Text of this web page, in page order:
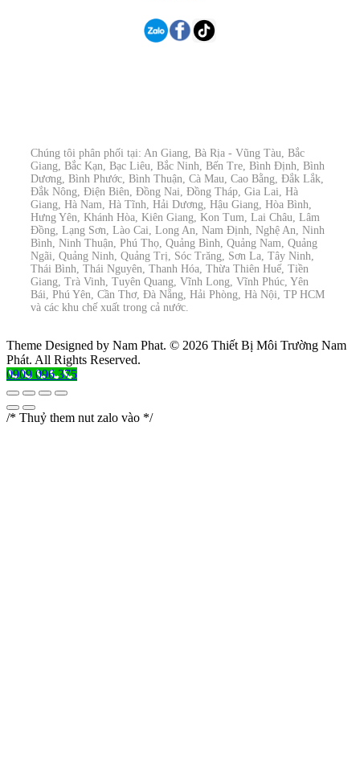
Chúng tôi phân phối tại: An Giang, Bà Rịa - Vũng Tàu, Bắc
Giang, Bắc Kạn, Bạc Liêu, Bắc Ninh, Bến Tre, Bình Định, Bình
Dương, Bình Phước, Bình Thuận, Cà Mau, Cao Bằng, Đắk Lắk,
Đắk Nông, Điện Biên, Đồng Nai, Đồng Tháp, Gia Lai, Hà
Giang, Hà Nam, Hà Tĩnh, Hải Dương, Hậu Giang, Hòa Bình,
Hưng Yên, Khánh Hòa, Kiên Giang, Kon Tum, Lai Châu, Lâm
Đồng, Lạng Sơn, Lào Cai, Long An, Nam Định, Nghệ An, Ninh
Bình, Ninh Thuận, Phú Thọ, Quảng Bình, Quảng Nam, Quảng
Ngãi, Quảng Ninh, Quảng Trị, Sóc Trăng, Sơn La, Tây Ninh,
Thái Bình, Thái Nguyên, Thanh Hóa, Thừa Thiên Huế, Tiền
Giang, Trà Vinh, Tuyên Quang, Vĩnh Long, Vĩnh Phúc, Yên
Bái, Phú Yên, Cần Thơ, Đà Nẵng, Hải Phòng, Hà Nội, TP HCM
và các khu chế xuất trong cả nước.
Theme Designed by Nam Phat. © 2026 Thiết Bị Môi Trường Nam
Phát. All Rights Reserved.
0909 096 375
/* Thuỷ them nut zalo vào */